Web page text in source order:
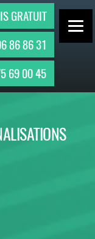
GRATUIT
86 86 31
69 00 45
ET